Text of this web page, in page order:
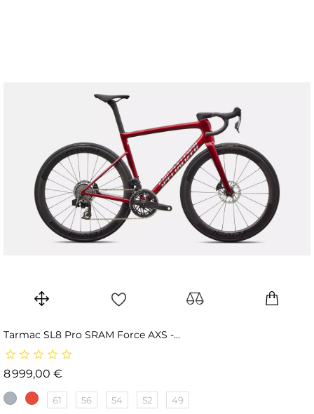
Tarmac SL8 Pro SRAM Force AXS -...
8 999,00 €
61 56 54 52 49